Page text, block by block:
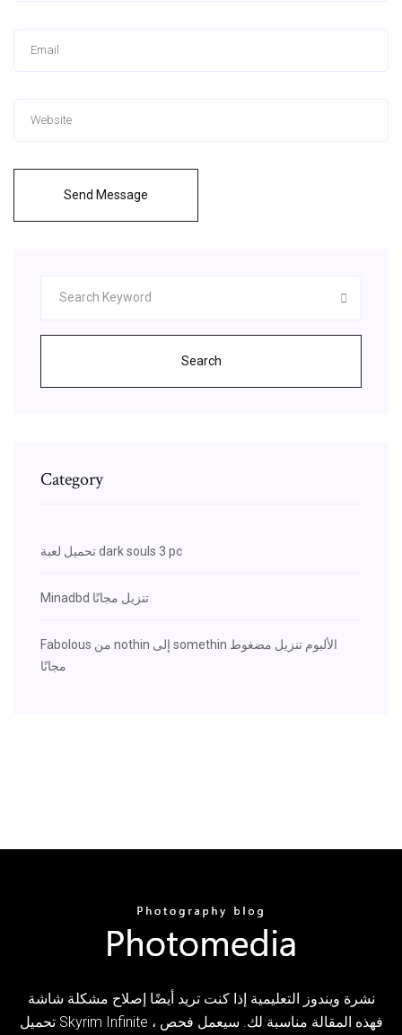
Send Message
Search
Category
تحميل لعبة dark souls 3 pc
Minadbd تنزيل مجانًا
Fabolous من nothin إلى somethin الألبوم تنزيل مضغوط
مجانًا
نشرة ويندوز التعليمية إذا كنت تريد أيضًا إصلاح مشكلة شاشة
تحميل Skyrim Infinite ، فهذه المقالة مناسبة لك. سيعمل فحص